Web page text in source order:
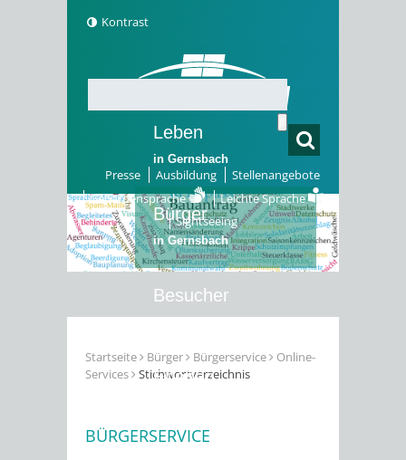
Kontrast
Presse Ausbildung
Stellenangebote
Gebärdensprache
Leichte Sprache
Sightseeing
Leben
in Gernsbach
Bürger
in Gernsbach
Besucher
Erleben
Startseite Bürger Bürgerservice
Online-
Services
Stichwortverzeichnis
BÜRGERSERVICE